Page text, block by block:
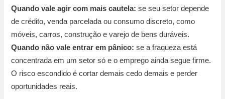
Quando vale agir com mais cautela: se seu setor depende
de crédito, venda parcelada ou consumo discreto, como
móveis, carros, construção e varejo de bens duráveis.
Quando não vale entrar em pânico: se a fraqueza está
concentrada em um setor só e o emprego ainda segue firme.
O risco escondido é cortar demais cedo demais e perder
oportunidades reais.